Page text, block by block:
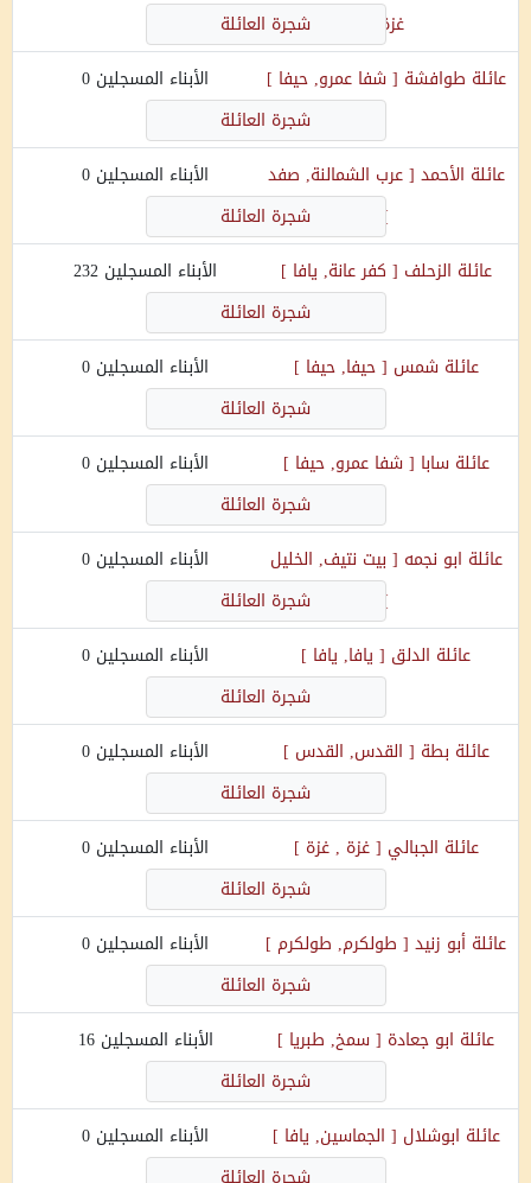
غزة
شجرة العائلة
عائلة طوافشة [ شفا عمرو, حيفا ] الأبناء المسجلين 0
شجرة العائلة
عائلة الأحمد [ عرب الشمالنة, صفد
]
الأبناء المسجلين 0
شجرة العائلة
عائلة الزحلف [ كفر عانة, يافا ] الأبناء المسجلين 232
شجرة العائلة
عائلةشمس [ حيفا, حيفا ] الأبناء المسجلين 0
شجرة العائلة
عائلةسابا [ شفا عمرو, حيفا ] الأبناء المسجلين 0
شجرة العائلة
عائلة ابو نجمه [ بيت نتيف, الخليل
]
الأبناء المسجلين 0
شجرة العائلة
عائلة الدلق [ يافا, يافا ] الأبناء المسجلين 0
شجرة العائلة
عائلة بطة [ القدس, القدس ] الأبناء المسجلين 0
شجرة العائلة
عائلة الجبالي [ غزة , غزة ] الأبناء المسجلين 0
شجرة العائلة
عائلة أبو زنيد [ طولكرم, طولكرم ] الأبناء المسجلين 0
شجرة العائلة
عائلة ابو جعادة [سمخ, طبريا ] الأبناء المسجلين16
شجرة العائلة
عائلة ابوشلال [ الجماسين, يافا ] الأبناء المسجلين 0